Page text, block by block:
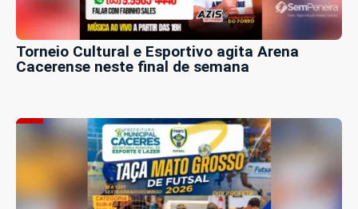
Torneio Cultural e Esportivo agita Arena
Cacerense neste final de semana